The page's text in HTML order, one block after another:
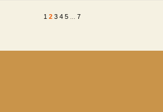
1 2 3 4 5 ...7